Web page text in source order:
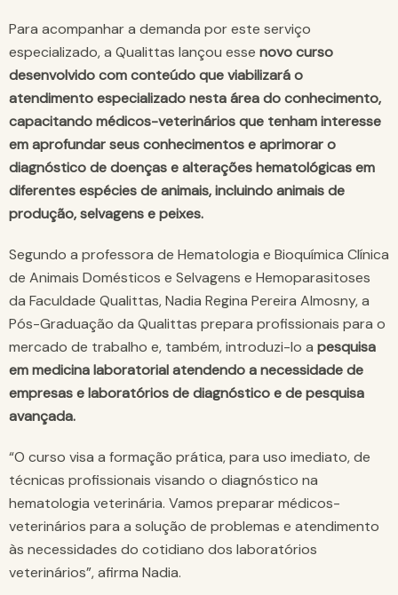
Para acompanhar a demanda por este serviço
especializado, a Qualittas lançou esse novo curso
desenvolvido com conteúdo que viabilizará o
atendimento especializado nesta área do conhecimento,
capacitando médicos-veterinários que tenham interesse
em aprofundar seus conhecimentos e aprimorar o
diagnóstico de doenças e alterações hematológicas em
diferentes espécies de animais, incluindo animais de
produção, selvagens e peixes.
Segundo a professora de Hematologia e Bioquímica Clínica
de Animais Domésticos e Selvagens e Hemoparasitoses
da Faculdade Qualittas, Nadia Regina Pereira Almosny, a
Pós-Graduação da Qualittas prepara profissionais para o
mercado de trabalho e, também, introduzi-lo a pesquisa
em medicina laboratorial atendendo a necessidade de
empresas e laboratórios de diagnóstico e de pesquisa
avançada.
“O curso visa a formação prática, para uso imediato, de
técnicas profissionais visando o diagnóstico na
hematologia veterinária. Vamos preparar médicos-
veterinários para a solução de problemas e atendimento
às necessidades do cotidiano dos laboratórios
veterinários”, afirma Nadia.